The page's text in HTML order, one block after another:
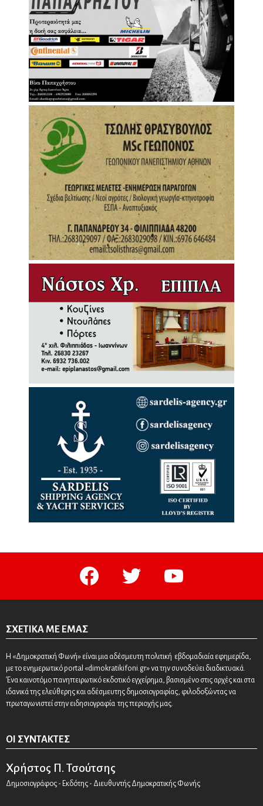
facebook twitter youtube
ΣΧΕΤΙΚΆ ΜΕ ΕΜΆΣ
Η «Δημοκρατική Φωνή» είναι μια αδέσμευτη πολιτική εβδομαδιαία εφημερίδα,
με το ενημερωτικό portal «dimokratikifoni.gr» να την συνοδεύει διαδικτυακά.
Ένα καινοτόμο πανηπειρωτικό εκδοτικό εγχείρημα, βασισμένο στις αρχές και στα
ιδανικά της ελεύθερης και αδέσμευτης δημοσιογραφίας, φιλοδοξώντας να
πρωταγωνιστεί στην ειδησιογραφία της περιοχής μας.
ΟΙ ΣΥΝΤΆΚΤΕΣ
Χρήστος Π. Τσούτσης
Δημοσιογράφος - Εκδότης - Διευθυντής Δημοκρατικής Φωνής